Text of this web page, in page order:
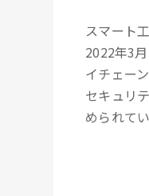
スマート
2022年3
イチェー
セキュリ
められてい